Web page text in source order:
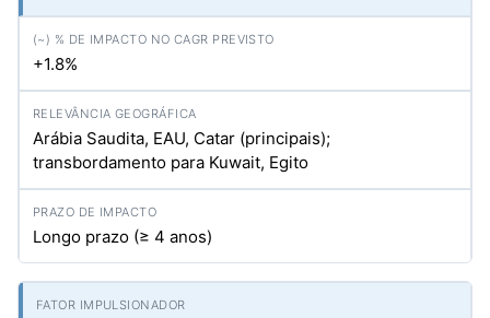
+1.8%
Arábia Saudita, EAU, Catar (principais);
transbordamento para Kuwait, Egito
Longo prazo (≥ 4 anos)